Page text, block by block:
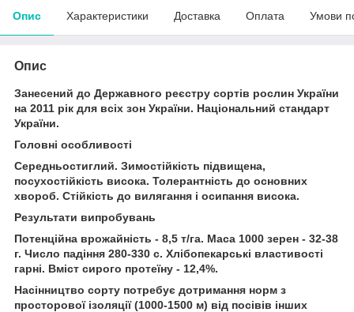
Опис Характеристики Доставка Оплата Умови
Опис
Занесений до Державного реєстру сортів рослин України
на 2011 рік для всіх зон України. Національний стандарт
України.
Головні особливості
Cередньостиглий. Зимостійкість підвищена,
посухостійкість висока. Толерантність до основних
хвороб. Стійкість до вилягання і осипання висока.
Результати випробувань
Потенційна врожайність - 8,5 т/га. Маса 1000 зерен - 32-38
г. Число падіння 280-330 с. Хлібопекарські властивості
гарні. Вміст сирого протеїну - 12,4%.
Насінництво сорту потребує дотримання норм з
просторової ізоляції (1000-1500 м) від посівів інших